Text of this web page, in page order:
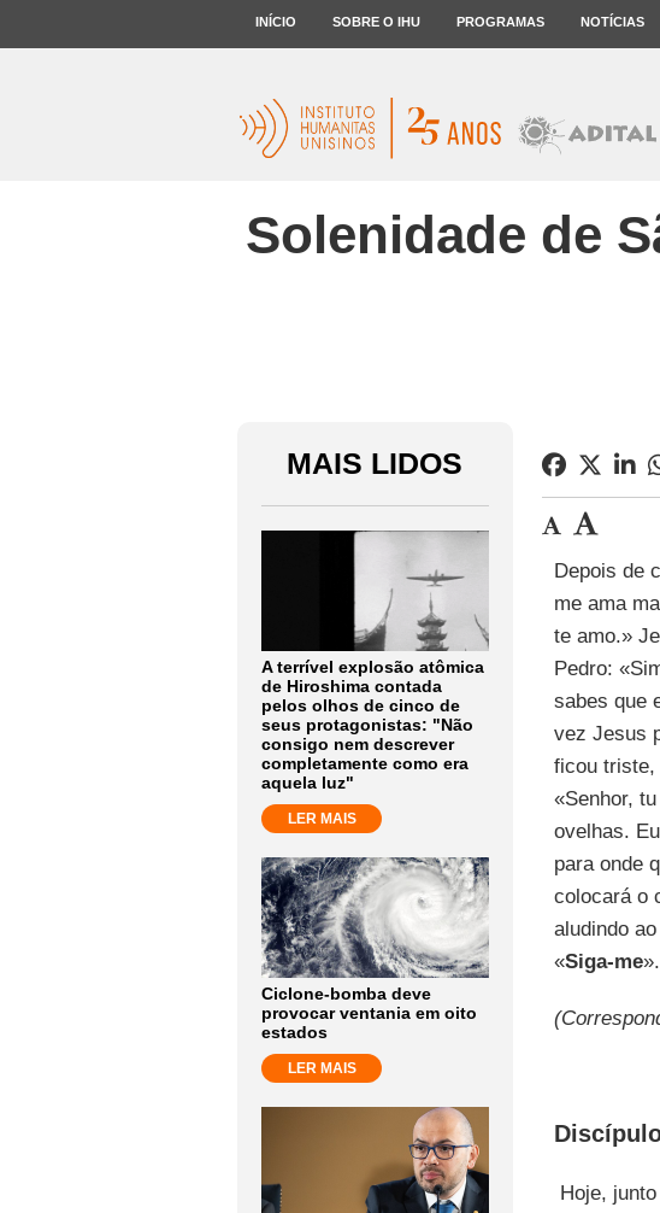
INÍCIO SOBRE O IHU PROGRAMAS NOTÍCIAS
Solenidade de
MAIS LIDOS
A terrível explosão atômica
de Hiroshima contada
pelos olhos de cinco de
seus protagonistas: "Não
consigo nem descrever
completamente como era
aquela luz"
LER MAIS
Ciclone-bomba deve
provocar ventania em oito
estados
LER MAIS
Depois de
me ama
te amo.»
Pedro:
sabes que
vez Jesus
ficou triste,
«Senhor,
ovelhas.
para onde
colocará o
aludindo
«Siga-me».
Hoje,